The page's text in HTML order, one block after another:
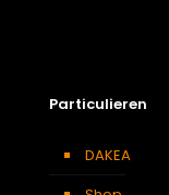
Particulieren
DAKEA